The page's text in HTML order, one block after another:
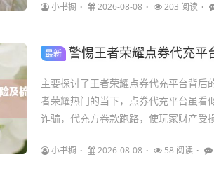
小书橱 2026-08-08 203 阅读
最新 警惕王者荣耀点券代充平
主要探讨了王者荣耀点券代充平台背后
者荣耀热门的当下，点券代充平台虽看
诈骗，代充方卷款跑路，使玩家财产受
小书橱 2026-08-08 58 阅读